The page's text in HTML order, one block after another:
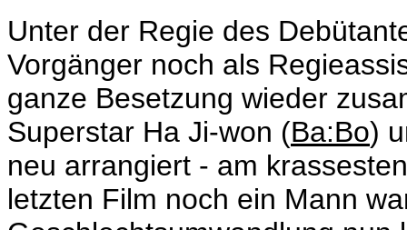
Unter der Regie des
Vorgänger noch als
ganze Besetzung wieder
Superstar Ha Ji-won (Ba:Bo)
neu arrangiert - am
letzten Film noch ein Mann